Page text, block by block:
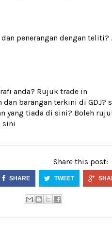
penerangan dengan
anda? Rujuk trade in
barangan terkini di GDJ?
yang tiada di sini? Boleh
sini
Share this post:
SHARE TWEET